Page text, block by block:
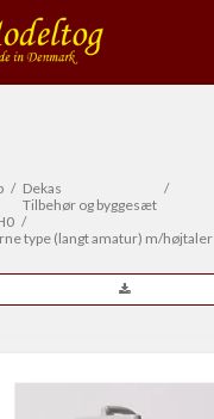
/ Dekas
Tilbehør og byggesæt
/
/
type (langt amatur) m/højtaler